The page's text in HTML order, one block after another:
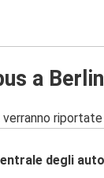
a
degli